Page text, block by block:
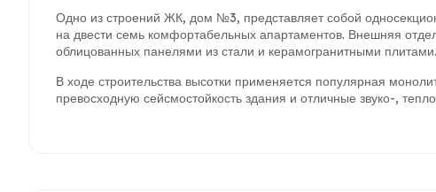
Одно из строений ЖК, дом №3, представляет собой
на двести семь комфортабельных апартаментов. Внешняя
облицованных панелями из стали и керамогранитными плитами.
В ходе строительства высотки применяется популярная
превосходную сейсмостойкость здания и отличные звуко-,